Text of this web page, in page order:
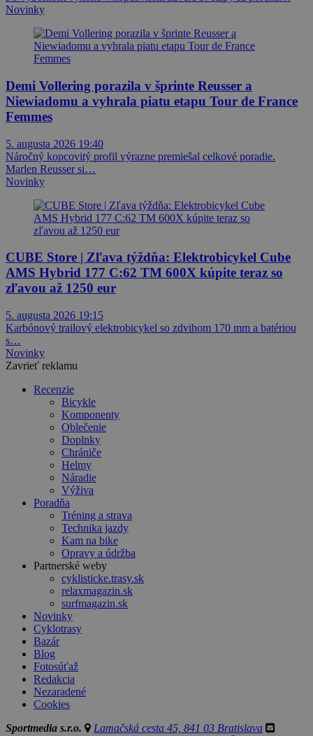
Novinky
Demi Vollering porazila v šprinte Reusser a
Niewiadomu a vyhrala piatu etapu Tour de France
Femmes
5. augusta 2026 19:40
Náročný kopcovitý profil výrazne premiešal celkové poradie.
Marlen Reusser si…
Novinky
CUBE Store | Zľava týždňa: Elektrobicykel Cube
AMS Hybrid 177 C:62 TM 600X kúpite teraz so
zľavou až 1250 eur
5. augusta 2026 19:15
Karbónový trailový elektrobicykel so zdvihom 170 mm a batériou
s…
Novinky
Zavrieť reklamu
Recenzie
Bicykle
Komponenty
Oblečenie
Doplnky
Chrániče
Helmy
Náradie
Výživa
Poradňa
Tréning a strava
Technika jazdy
Kam na bike
Opravy a údržba
Partnerské weby
cyklisticke.trasy.sk
relaxmagazin.sk
surfmagazin.sk
Novinky
Cyklotrasy
Bazár
Blog
Fotosúťaž
Redakcia
Nezaradené
Cookies
Sportmedia s.r.o.
Lamačská cesta 45, 841 03 Bratislava